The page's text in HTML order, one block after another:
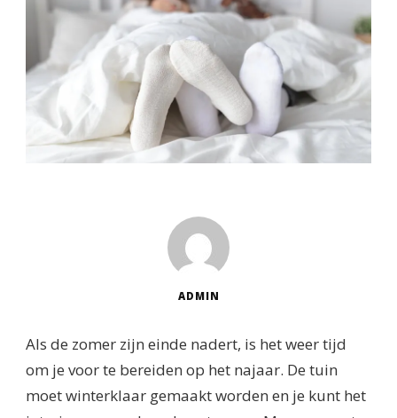
ADMIN
Als de zomer zijn einde nadert, is het weer tijd
om je voor te bereiden op het najaar. De tuin
moet winterklaar gemaakt worden en je kunt het